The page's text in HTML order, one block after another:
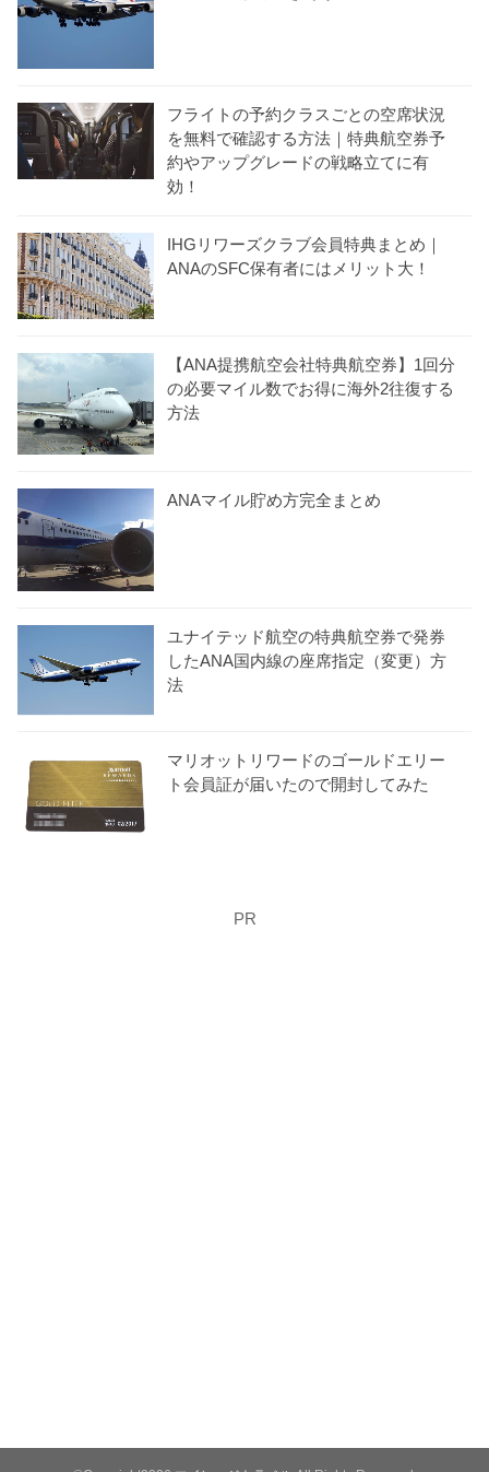
フライトの予約クラスごとの空席状況
を無料で確認する方法｜特典航空券予
約やアップグレードの戦略立てに有
効！
IHGリワーズクラブ会員特典まとめ｜
ANAのSFC保有者にはメリット大！
【ANA提携航空会社特典航空券】1回分
の必要マイル数でお得に海外2往復する
方法
ANAマイル貯め方完全まとめ
ユナイテッド航空の特典航空券で発券
したANA国内線の座席指定（変更）方
法
マリオットリワードのゴールドエリー
ト会員証が届いたので開封してみた
PR